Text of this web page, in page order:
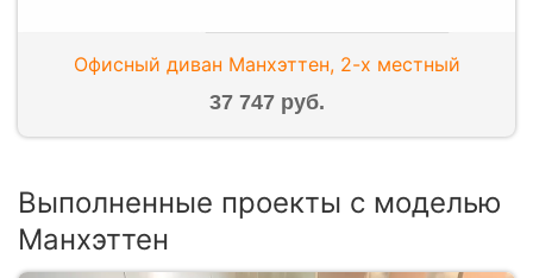
Офисный диван Манхэттен, 2-х местный
37 747 руб.
Выполненные проекты с моделью
Манхэттен